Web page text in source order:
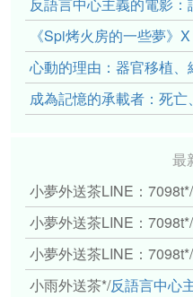
《Spi烤火房的一些夢》
心動的理由：器官移植
成為記憶的承載者：死
最
小夢外送茶LINE：7098t*/
小夢外送茶LINE：7098t*/
小夢外送茶LINE：7098t*/
小雨外送茶*/反語言中心主義